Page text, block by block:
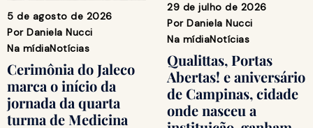
5 de agosto de 2026
Por Daniela Nucci
Na mídiaNotícias
Cerimônia do Jaleco
marca o início da
jornada da quarta
turma de Medicina
29 de julho de 2026
Por Daniela Nucci
Na mídiaNotícias
Qualittas, Portas
Abertas! e aniversário
de Campinas, cidade
onde nasceu a